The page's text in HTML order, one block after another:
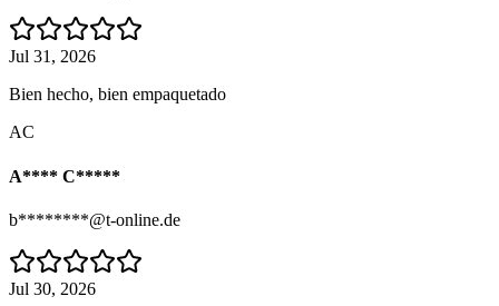
Jul 31, 2026
Bien hecho, bien empaquetado
AC
A**** C*****
b********@t-online.de
Jul 30, 2026